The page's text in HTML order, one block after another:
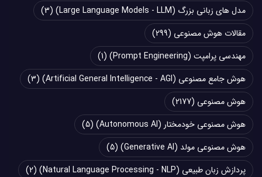
مدل های زبانی بزرگ (Large Language Models - LLM)
(3)
مقالات هوش مصنوعی (299)
مهندسی پرامپت (Prompt Engineering)
(1)
هوش جامع مصنوعی (Artificial General Intelligence - AGI)
(3)
هوش مصنوعی (2177)
هوش مصنوعی خودمختار (Autonomous AI)
(5)
هوش مصنوعی مولد (Generative AI)
(5)
پردازش زبان طبیعی (Natural Language Processing - NLP)
(2)